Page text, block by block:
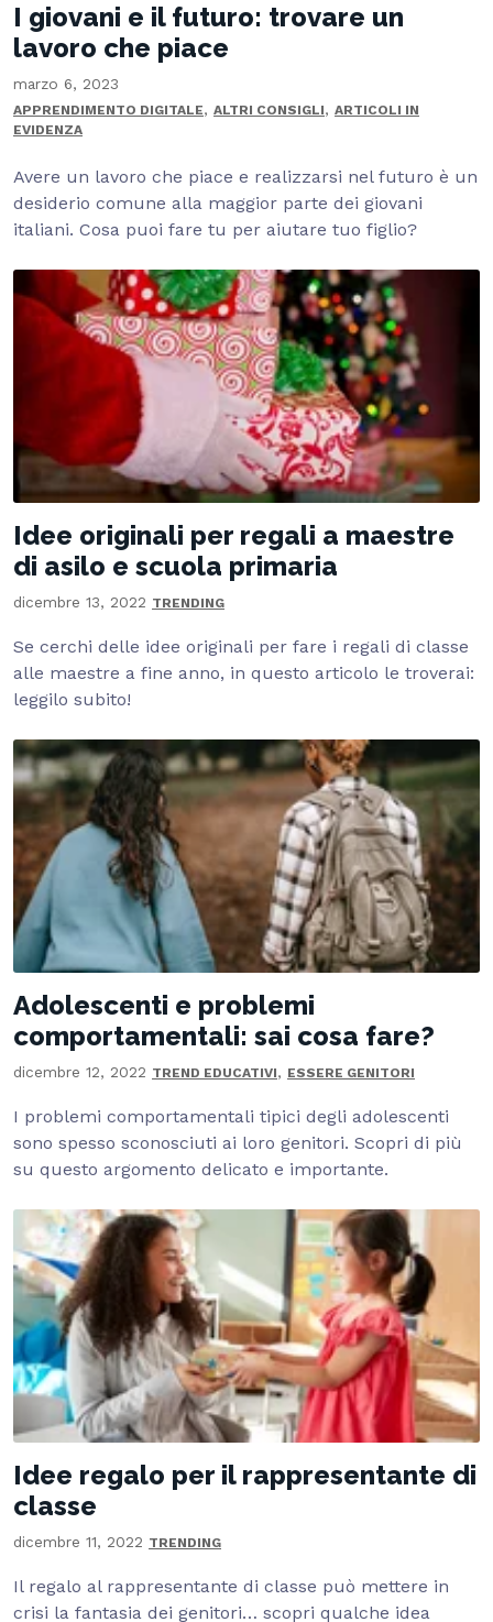
I giovani e il futuro: trovare un
lavoro che piace
marzo 6, 2023
APPRENDIMENTO DIGITALE, ALTRI CONSIGLI, ARTICOLI IN
EVIDENZA
Avere un lavoro che piace e realizzarsi nel futuro è un
desiderio comune alla maggior parte dei giovani
italiani. Cosa puoi fare tu per aiutare tuo figlio?
Idee originali per regali a maestre
di asilo e scuola primaria
dicembre 13, 2022 TRENDING
Se cerchi delle idee originali per fare i regali di classe
alle maestre a fine anno, in questo articolo le troverai:
leggilo subito!
Adolescenti e problemi
comportamentali: sai cosa fare?
dicembre 12, 2022 TREND EDUCATIVI, ESSERE GENITORI
I problemi comportamentali tipici degli adolescenti
sono spesso sconosciuti ai loro genitori. Scopri di più
su questo argomento delicato e importante.
Idee regalo per il rappresentante di
classe
dicembre 11, 2022 TRENDING
Il regalo al rappresentante di classe può mettere in
crisi la fantasia dei genitori… scopri qualche idea